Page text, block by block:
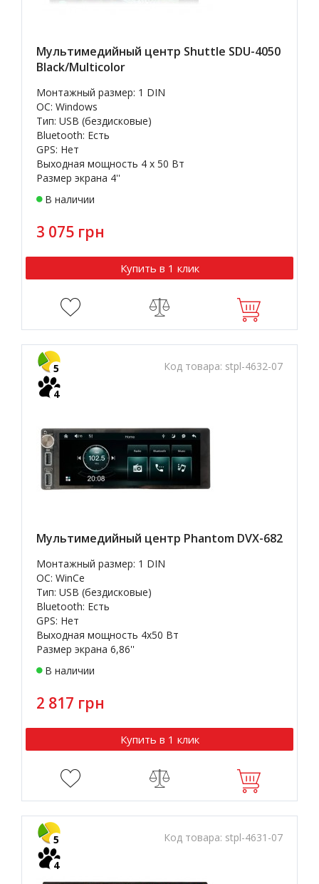
Мультимедийный центр Shuttle SDU-4050
Black/Multicolor
Монтажный размер: 1 DIN
OC: Windows
Тип: USB (бездисковые)
Bluetooth: Есть
GPS: Нет
Выходная мощность 4 х 50 Вт
Размер экрана 4''
В наличии
3 075 грн
Купить в 1 клик
Код товара: stpl-4632-07
5
4
Мультимедийный центр Phantom DVX-682
Монтажный размер: 1 DIN
OC: WinCe
Тип: USB (бездисковые)
Bluetooth: Есть
GPS: Нет
Выходная мощность 4х50 Вт
Размер экрана 6,86''
В наличии
2 817 грн
Купить в 1 клик
Код товара: stpl-4631-07
5
4